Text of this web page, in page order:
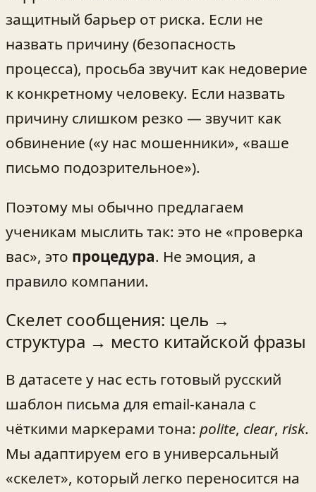
защитный барьер от риска. Если не
назвать причину (безопасность
процесса), просьба звучит как недоверие
к конкретному человеку. Если назвать
причину слишком резко — звучит как
обвинение («у нас мошенники», «ваше
письмо подозрительное»).
Поэтому мы обычно предлагаем
ученикам мыслить так: это не «проверка
вас», это процедура. Не эмоция, а
правило компании.
Скелет сообщения: цель →
структура → место китайской фразы
В датасете у нас есть готовый русский
шаблон письма для email-канала с
чёткими маркерами тона: polite, clear, risk.
Мы адаптируем его в универсальный
«скелет», который легко переносится на